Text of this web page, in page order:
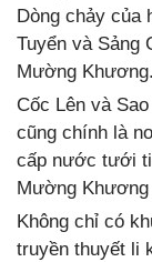
Dòng chảy của
Tuyển và Sảng
Mường Khương.
Cốc Lên và
cũng chính là
cấp nước tưới
Mường Khương
Không chỉ có
truyền thuyết li